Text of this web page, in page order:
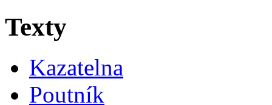
Texty
Kazatelna
Poutník